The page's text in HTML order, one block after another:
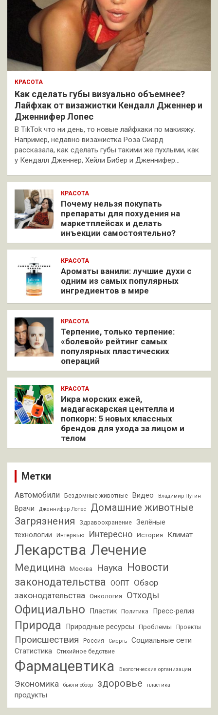
КРАСОТА
Как сделать губы визуально объемнее?
Лайфхак от визажистки Кендалл Дженнер и
Дженнифер Лопес
В TikTok что ни день, то новые лайфхаки по макияжу.
Например, недавно визажистка Роза Сиард
рассказала, как сделать губы такими же пухлыми, как
у Кендалл Дженнер, Хейли Бибер и Дженнифер…
КРАСОТА
Почему нельзя покупать
препараты для похудения на
маркетплейсах и делать
инъекции самостоятельно?
КРАСОТА
Ароматы ванили: лучшие духи с
одним из самых популярных
ингредиентов в мире
КРАСОТА
Терпение, только терпение:
«болевой» рейтинг самых
популярных пластических
операций
КРАСОТА
Икра морских ежей,
мадагаскарская центелла и
попкорн: 5 новых классных
брендов для ухода за лицом и
телом
Метки
Автомобили Бездомные животные Видео Владимир Путин
Врачи Дженнифер Лопес
Домашние животные
Загрязнения
Здравоохранение
Зелёные
технологии
Интервью Интересно История Климат
Лекарства Лечение
Медицина Москва Наука Новости
законодательства
ООПТ Обзор
законодательства
Онкология Отходы
Официально Пластик Политика Пресс-релиз
Природа Природные ресурсы Проблемы Проекты
Происшествия Россия Смерть Социальные сети
Статистика Стихийное бедствие
Фармацевтика Экологические организации
Экономика бьюти-обзор здоровье пластика
продукты